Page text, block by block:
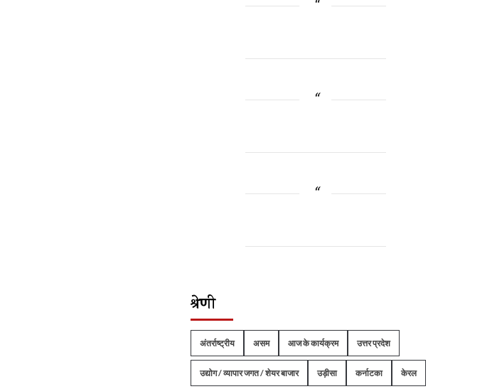
श्रेणी
अंतर्राष्ट्रीय असम आज के कार्यक्रम उत्तर प्रदेश
उद्योग / व्यापार जगत / शेयर बाजार उड़ीसा कर्नाटका केरल